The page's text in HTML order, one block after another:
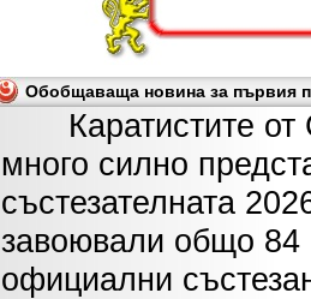
Обобщаваща новина за първия
Каратистите от
много силно
състезателната
завоювали общо 84
официални